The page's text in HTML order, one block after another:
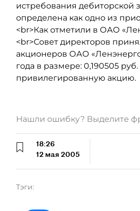
истребования дебиторской
определена как одно из
<br>Как отметили в ОАО
<br>Совет директоров
акционеров ОАО
года в размере: 0,190505
привилегированную акцию.
Нашли ошибку? Выделите
18:26
12 мая 2005
Тэги: